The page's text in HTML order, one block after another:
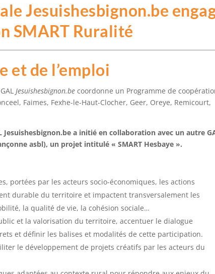
Jesuishesbignon.be
SMART Ruralité
et de l’emploi
Jesuishesbignon.be coordonne un Programme de
Faimes, Fexhe-le-Haut-Clocher, Geer, Oreye, Remicourt,
a initié en collaboration avec un autre
asbl), un projet intitulé « SMART Hesbaye ».
portées par les acteurs socio-économiques, les actions
durable du territoire et impactent transversalement les
la qualité de vie, la cohésion sociale…
et la valorisation du territoire, accentuer le dialogue
et définir les balises et modalités de cette participation.
le développement de projets créatifs par les acteurs du